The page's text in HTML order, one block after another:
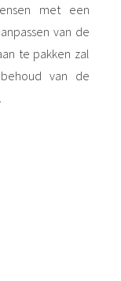
met een
van de
te pakken zal
van de